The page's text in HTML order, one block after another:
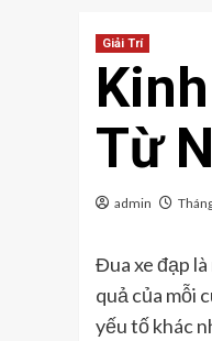
Giải Trí
Từ
admin
Đua xe đạp
quả của mỗi
yếu tố khác